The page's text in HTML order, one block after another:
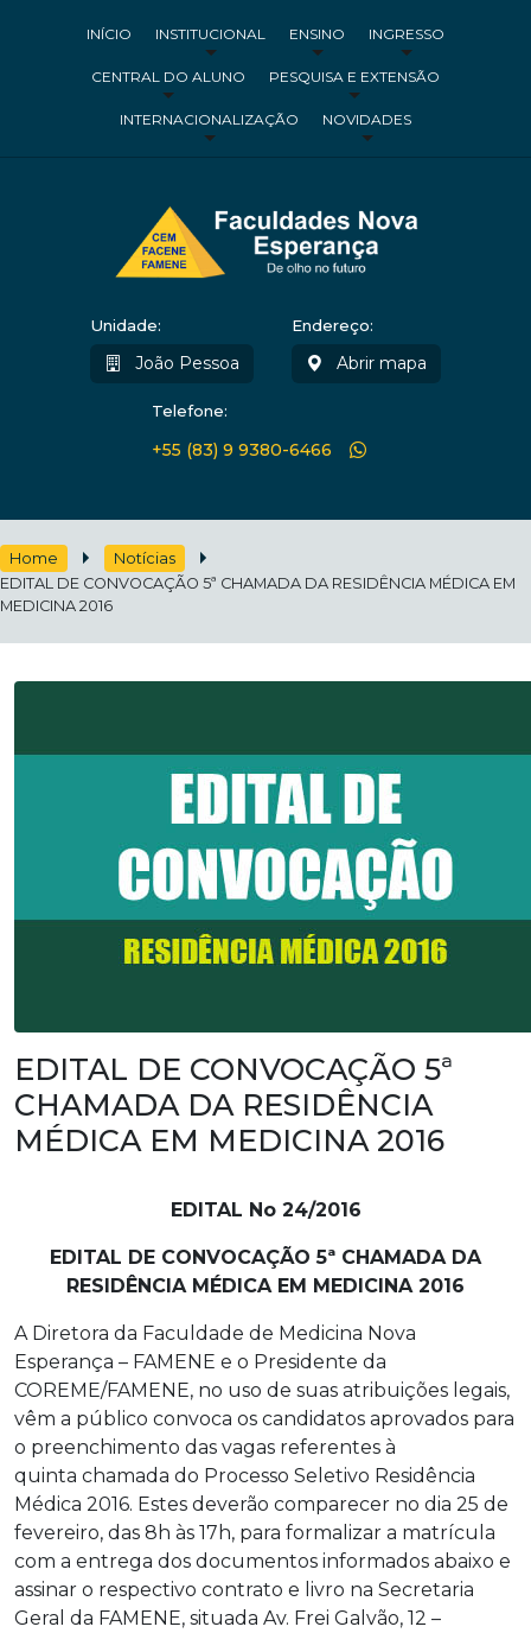
INÍCIO INSTITUCIONAL ENSINO INGRESSO
CENTRAL DO ALUNO PESQUISA E EXTENSÃO
INTERNACIONALIZAÇÃO NOVIDADES
Unidade:
João Pessoa
Endereço:
Abrir mapa
Telefone:
+55 (83) 9 9380-6466
Home
Notícias
EDITAL DE CONVOCAÇÃO 5ª CHAMADA DA RESIDÊNCIA MÉDICA EM
MEDICINA 2016
EDITAL DE CONVOCAÇÃO 5ª
CHAMADA DA RESIDÊNCIA
MÉDICA EM MEDICINA 2016
EDITAL No 24/2016
EDITAL DE CONVOCAÇÃO 5ª CHAMADA DA
RESIDÊNCIA MÉDICA EM MEDICINA 2016
A Diretora da Faculdade de Medicina Nova
Esperança – FAMENE e o Presidente da
COREME/FAMENE, no uso de suas atribuições legais,
vêm a público convoca os candidatos aprovados para
o preenchimento das vagas referentes à
quinta chamada do Processo Seletivo Residência
Médica 2016. Estes deverão comparecer no dia 25 de
fevereiro, das 8h às 17h, para formalizar a matrícula
com a entrega dos documentos informados abaixo e
assinar o respectivo contrato e livro na Secretaria
Geral da FAMENE, situada Av. Frei Galvão, 12 –